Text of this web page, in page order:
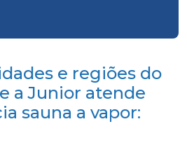
e regiões do
a Junior atende
sauna a vapor: